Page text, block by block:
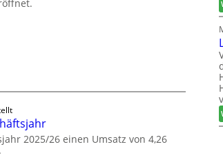
2025/26 einen Umsatz von 4,26